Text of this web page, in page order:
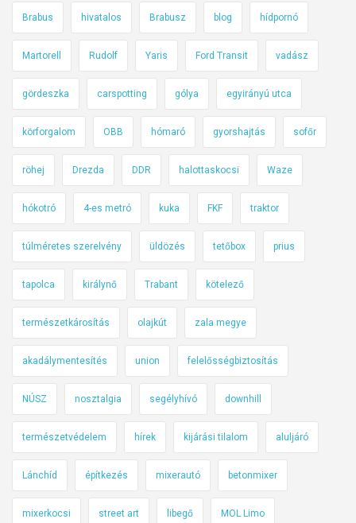
e
d
i
l
t
ó
a
ó
k
e
r
ü
l
r
a
Brabus hivatalos Brabusz blog hídpornó
Martorell Rudolf Yaris Ford Transit vadász
gördeszka carspotting gólya egyirányú utca
körforgalom OBB hómaró gyorshajtás sofőr
röhej Drezda DDR halottaskocsi Waze
hókotró 4-es metró kuka FKF traktor
túlméretes szerelvény üldözés tetőbox prius
tapolca királynő Trabant kötelező
természetkárosítás olajkút zala megye
akadálymentesítés union felelősségbiztosítás
NÚSZ nosztalgia segélyhívó downhill
természetvédelem hírek kijárási tilalom aluljáró
Lánchíd építkezés mixerautó betonmixer
mixerkocsi street art libegő MOL Limo